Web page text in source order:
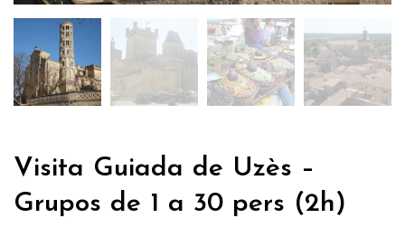
Visita Guiada de Uzès –
Grupos de 1 a 30 pers (2h)